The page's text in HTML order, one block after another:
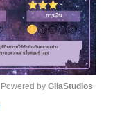
Powered by GliaStudios